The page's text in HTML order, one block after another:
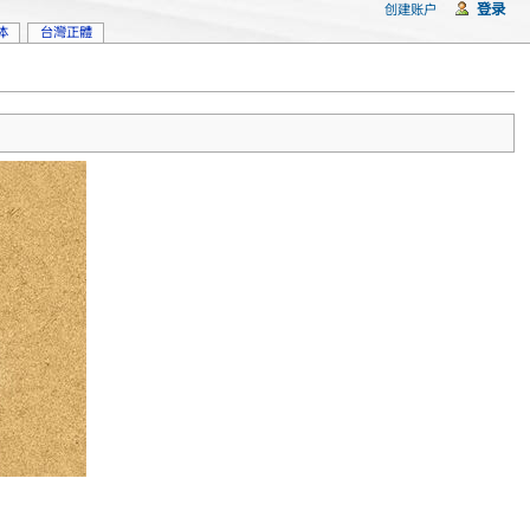
台灣正體
创建账户 登录